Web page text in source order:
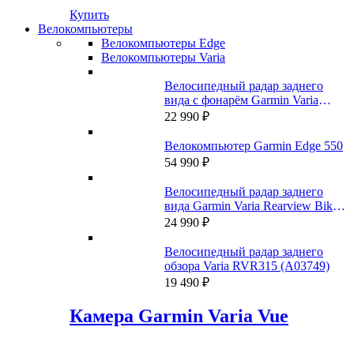
Купить
Велокомпьютеры
Велокомпьютеры Edge
Велокомпьютеры Varia
Велосипедный радар заднего
вида с фонарём Garmin Varia
RTL515 (A04024)
22 990 ₽
Велокомпьютер Garmin Edge 550
54 990 ₽
Велосипедный радар заднего
вида Garmin Varia Rearview Bike
Radar RTL500
24 990 ₽
Велосипедный радар заднего
обзора Varia RVR315 (A03749)
19 490 ₽
Камера Garmin Varia Vue